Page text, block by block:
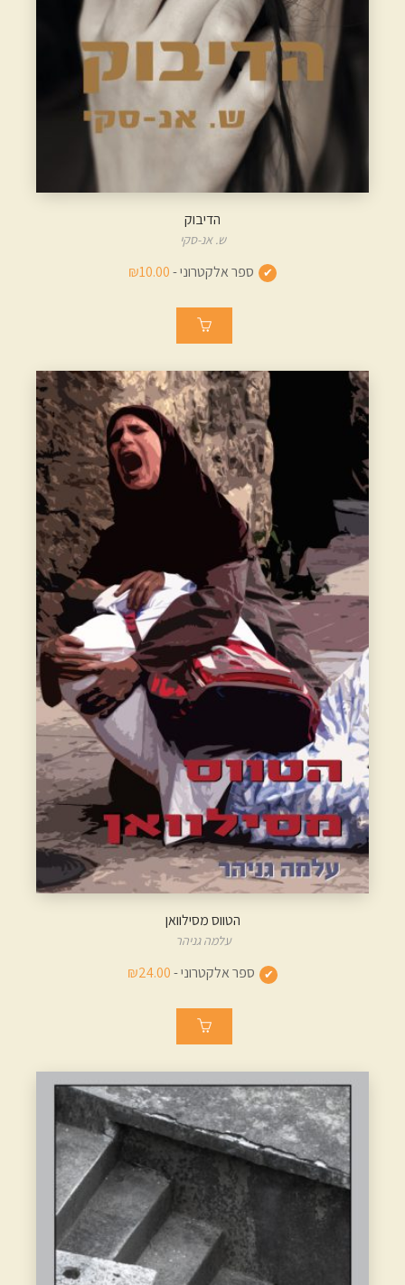
הדיבוק
ש. אנ-סקי
ספר אלקטרוני -₪10.00
הטווס מסילוואן
עלמה גניהר
ספר אלקטרוני -₪24.00